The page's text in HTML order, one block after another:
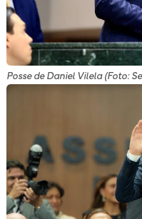
Posse de Daniel Vilela (Foto: